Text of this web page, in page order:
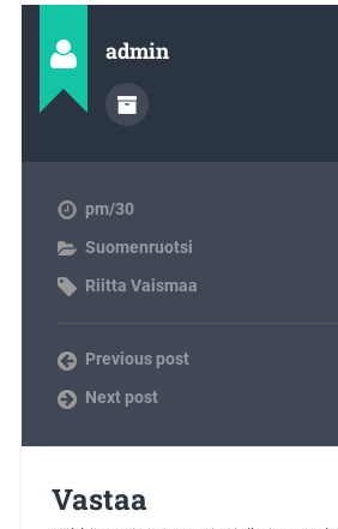
admin
pm/30
Suomenruotsi
Riitta Vaismaa
Previous post
Next post
Vastaa